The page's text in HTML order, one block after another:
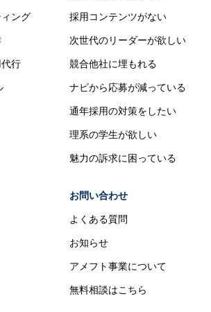
ング
行
採用コンテンツがない
次世代のリーダーが欲しい
競合他社に埋もれる
ナビから応募が減っている
通年採用の対策をしたい
理系の学生が欲しい
魅力の訴求に困っている
お問い合わせ
よくある質問
お知らせ
アメフト事業について
無料相談はこちら